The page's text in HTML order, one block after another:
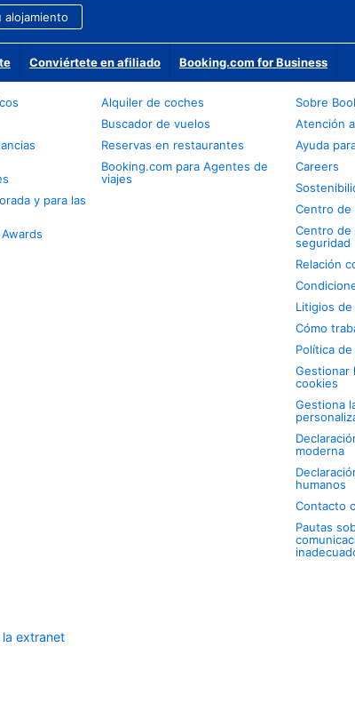
alojamiento
Conviértete en afiliado Booking.com for Business
y para las
Alquiler de coches
Buscador de vuelos
Reservas en restaurantes
Booking.com para Agentes de
viajes
Sobre
Atención
Ayuda
Careers
Centro de
Centro de
seguridad
Relación
Litigios
Cómo
Política
Gestionar
cookies
Gestiona
moderna
humanos
Contacto
Pautas
extranet